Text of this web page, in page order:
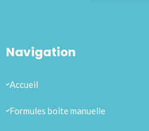
Navigation
Accueil
Formules boite manuelle